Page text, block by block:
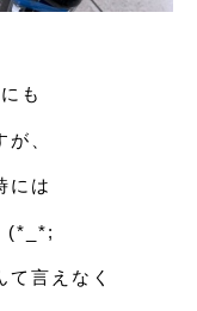
も
、
には
(*_*;
て言えなく